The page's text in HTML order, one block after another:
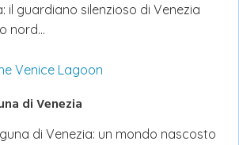
il guardiano silenzioso di Venezia
nord…
di Venezia
di Venezia: un mondo nascosto